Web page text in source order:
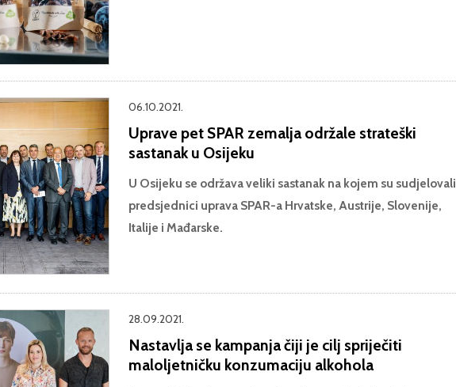
06.10.2021.
Uprave pet SPAR zemalja održale strateški
sastanak u Osijeku
U Osijeku se održava veliki sastanak na kojem su sudjelovali
predsjednici uprava SPAR-a Hrvatske, Austrije, Slovenije,
Italije i Mađarske.
28.09.2021.
Nastavlja se kampanja čiji je cilj spriječiti
maloljetničku konzumaciju alkohola